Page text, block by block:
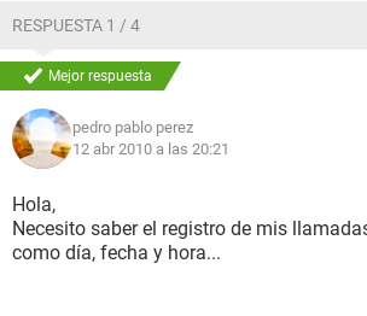
RESPUESTA 1 / 4
Mejor respuesta
pedro pablo perez
12 abr 2010 a las 20:21
Hola,
Necesito saber el registro de mis
como día, fecha y hora...